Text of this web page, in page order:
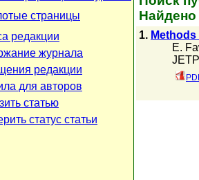
страницы
редакции
журнала
редакции
для авторов
статью
статус статьи
Найдено
1.
E.